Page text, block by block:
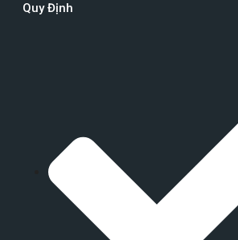
Quy Định